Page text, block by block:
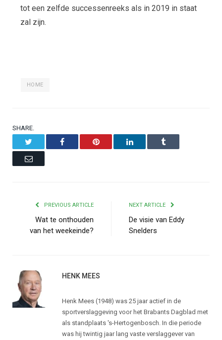
tot een zelfde successenreeks als in 2019 in staat
zal zijn.
HOME
SHARE.
Facebook Pinterest LinkedIn Tumblr
Email
PREVIOUS ARTICLE
Wat te onthouden
van het weekeinde?
NEXT ARTICLE
De visie van Eddy
Snelders
HENK MEES
Henk Mees (1948) was 25 jaar actief in de
sportverslaggeving voor het Brabants Dagblad met
als standplaats 's-Hertogenbosch. In die periode
was hij twintig jaar lang vaste verslaggever van